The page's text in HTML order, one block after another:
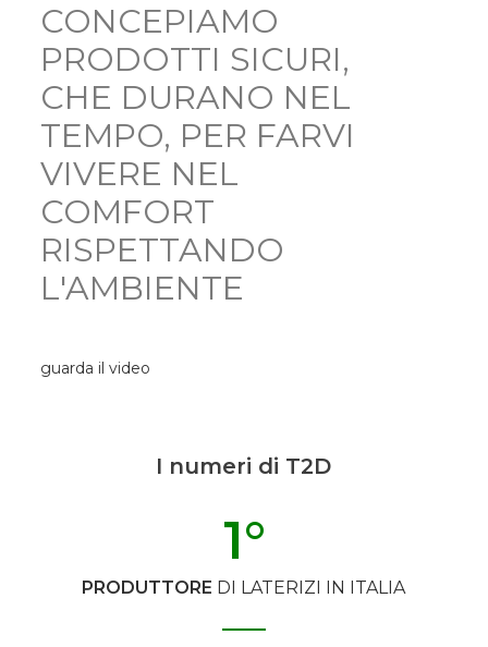
CONCEPIAMO
PRODOTTI SICURI,
CHE DURANO NEL
TEMPO, PER FARVI
VIVERE NEL
COMFORT
RISPETTANDO
L'AMBIENTE
guarda il video
I numeri di T2D
PRODUTTORE DI LATERIZI IN ITALIA
1°